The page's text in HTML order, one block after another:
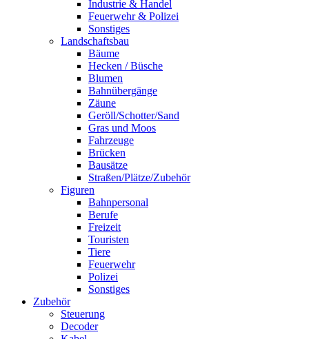
Industrie & Handel
Feuerwehr & Polizei
Sonstiges
Landschaftsbau
Bäume
Hecken / Büsche
Blumen
Bahnübergänge
Zäune
Geröll/Schotter/Sand
Gras und Moos
Fahrzeuge
Brücken
Bausätze
Straßen/Plätze/Zubehör
Figuren
Bahnpersonal
Berufe
Freizeit
Touristen
Tiere
Feuerwehr
Polizei
Sonstiges
Zubehör
Steuerung
Decoder